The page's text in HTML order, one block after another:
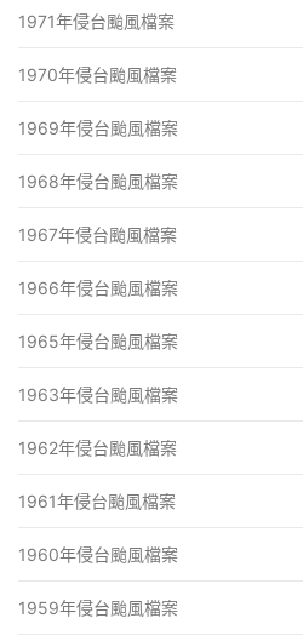
1971年侵台颱風檔案
1970年侵台颱風檔案
1969年侵台颱風檔案
1968年侵台颱風檔案
1967年侵台颱風檔案
1966年侵台颱風檔案
1965年侵台颱風檔案
1963年侵台颱風檔案
1962年侵台颱風檔案
1961年侵台颱風檔案
1960年侵台颱風檔案
1959年侵台颱風檔案